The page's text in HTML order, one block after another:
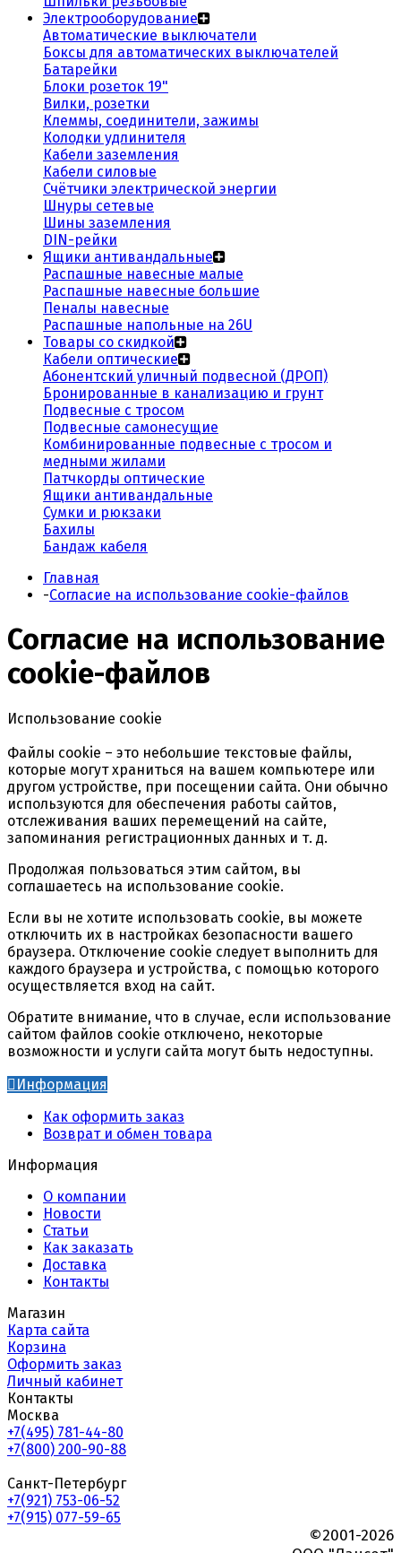
Электрооборудование
Автоматические выключатели
Боксы для автоматических выключателей
Батарейки
Блоки розеток 19"
Вилки, розетки
Клеммы, соединители, зажимы
Колодки удлинителя
Кабели заземления
Кабели силовые
Счётчики электрической энергии
Шнуры сетевые
Шины заземления
DIN-рейки
Ящики антивандальные
Распашные навесные малые
Распашные навесные большие
Пеналы навесные
Распашные напольные на 26U
Товары со скидкой
Кабели оптические
Абонентский уличный подвесной (ДРОП)
Бронированные в канализацию и грунт
Подвесные с тросом
Подвесные самонесущие
Комбинированные подвесные с тросом и
медными жилами
Патчкорды оптические
Ящики антивандальные
Сумки и рюкзаки
Бахилы
Бандаж кабеля
Главная
-Согласие на использование cookie-файлов
Согласие на использование
cookie-файлов
Использование cookie
Файлы cookie – это небольшие текстовые файлы,
которые могут храниться на вашем компьютере или
другом устройстве, при посещении сайта. Они обычно
используются для обеспечения работы сайтов,
отслеживания ваших перемещений на сайте,
запоминания регистрационных данных и т. д.
Продолжая пользоваться этим сайтом, вы
соглашаетесь на использование cookie.
Если вы не хотите использовать cookie, вы можете
отключить их в настройках безопасности вашего
браузера. Отключение cookie следует выполнить для
каждого браузера и устройства, с помощью которого
осуществляется вход на сайт.
Обратите внимание, что в случае, если использование
сайтом файлов cookie отключено, некоторые
возможности и услуги сайта могут быть недоступны.
Информация
Как оформить заказ
Возврат и обмен товара
Информация
О компании
Новости
Статьи
Как заказать
Доставка
Контакты
Магазин
Карта сайта
Корзина
Оформить заказ
Личный кабинет
Контакты
Москва
+7(495) 781-44-80
+7(800) 200-90-88
Санкт-Петербург
+7(921) 753-06-52
+7(915) 077-59-65
©2001-2026